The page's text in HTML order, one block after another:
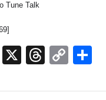
Tune Talk
W
X
T
C